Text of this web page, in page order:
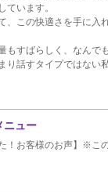
ています。
、この快適さを手に入
もすばらしく、なんで
り話すタイプではない
ニュー
！お客様のお声】※こ